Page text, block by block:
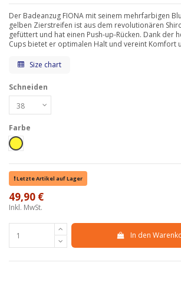
Der Badeanzug FIONA mit seinem mehrfarbigen
gelben Zierstreifen ist aus dem revolutionären
gefüttert und hat einen Push-up-Rücken. Dank der
Cups bietet er optimalen Halt und vereint Komfort
Size chart
Schneiden
Farbe
Giallo
Letzte Artikel auf Lager
49,90 €
Inkl. MwSt.
In den